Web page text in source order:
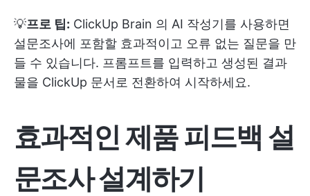
💡프로 팁: ClickUp Brain 의 AI 작성기를 사용하면
설문조사에 포함할 효과적이고 오류 없는 질문을 만
들 수 있습니다. 프롬프트를 입력하고 생성된 결과
물을 ClickUp 문서로 전환하여 시작하세요.
효과적인 제품 피드백 설
문조사 설계하기